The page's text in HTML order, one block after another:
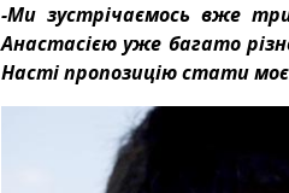
-Ми зустрічаємось вже
Анастасією уже багато
Насті пропозицію стати